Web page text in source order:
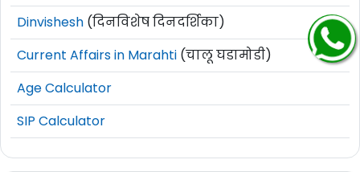
Dinvishesh (दिनविशेष दिनदर्शिका)
Current Affairs in Marahti (चालू घडामोडी)
Age Calculator
SIP Calculator